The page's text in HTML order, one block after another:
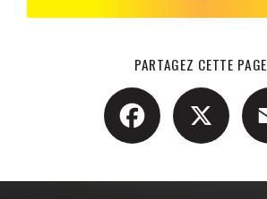
PARTAGEZ CETTE PAGE
Facebook